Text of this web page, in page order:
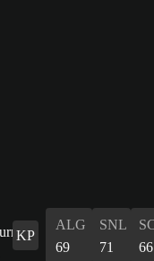
KP
ALG
69
SNL
71
66